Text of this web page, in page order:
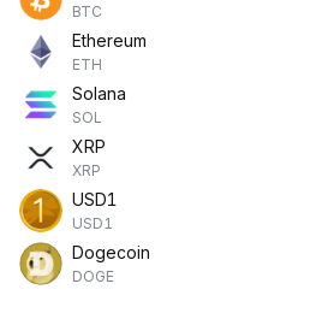
BTC
Ethereum
ETH
Solana
SOL
XRP
XRP
USD1
USD1
Dogecoin
DOGE